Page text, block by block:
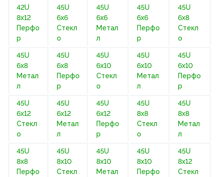
42U
8х12
Перфо
р
45U
6х6
Стекл
о
45U
6х6
Метал
л
45U
6х6
Перфо
р
45U
6х8
Стекл
о
45U
6х8
Метал
л
45U
6х8
Перфо
р
45U
6х10
Стекл
о
45U
6х10
Метал
л
45U
6х10
Перфо
р
45U
6х12
Стекл
о
45U
6х12
Метал
л
45U
6х12
Перфо
р
45U
8х8
Стекл
о
45U
8х8
Метал
л
45U
8х8
Перфо
45U
8х10
Стекл
45U
8х10
Метал
45U
8х10
Перфо
45U
8х12
Стекл